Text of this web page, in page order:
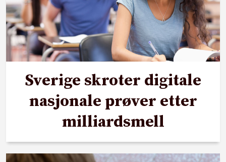
Sverige skroter digitale
nasjonale prøver etter
milliardsmell